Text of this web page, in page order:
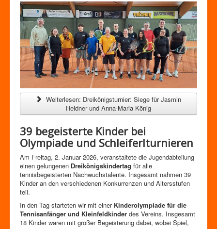
Weiterlesen: Dreikönigsturnier: Siege für Jasmin
Heidner und Anna-Maria König
39 begeisterte Kinder bei
Olympiade und Schleiferlturnieren
Am Freitag, 2. Januar 2026, veranstaltete die Jugendabteilung
einen gelungenen Dreikönigskindertag für alle
tennisbegeisterten Nachwuchstalente. Insgesamt nahmen 39
Kinder an den verschiedenen Konkurrenzen und Altersstufen
teil.
In den Tag starteten wir mit einer Kinderolympiade für die
Tennisanfänger und Kleinfeldkinder des Vereins. Insgesamt
18 Kinder waren mit großer Begeisterung dabei, wobei Spiel,